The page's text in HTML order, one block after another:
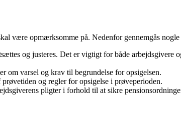
være opmærksomme på. Nedenfor gennemgås
og justeres. Det er vigtigt for både
om varsel og krav til begrundelse for opsigelsen.
og regler for opsigelse i prøveperioden.
pligter i forhold til at sikre